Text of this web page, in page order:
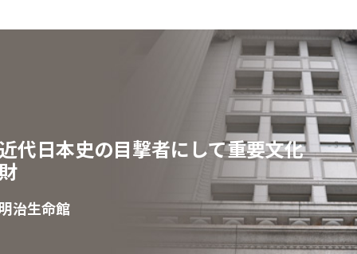
代日本史の目撃者にして重要文化
治生命館